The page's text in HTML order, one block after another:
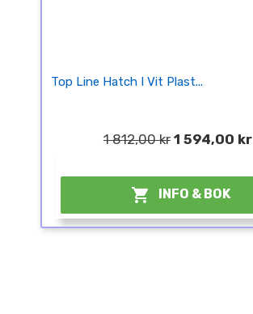
Top Line Hatch I Vit Plast...
1 812,00 kr 1 594,00 kr
 INFO & BOK